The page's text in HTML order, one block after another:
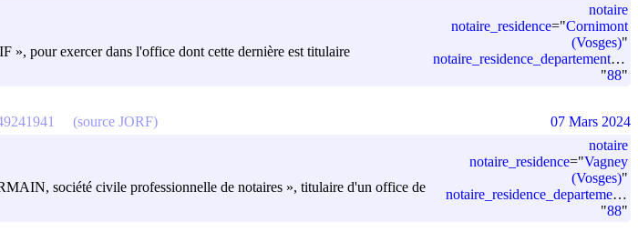
pour exercer dans l'office dont cette dernière est titulaire
notaire
notaire_residence="Cornimont
(Vosges)"
notaire_residence_departement_code
"88"
société civile professionnelle de notaires », titulaire d'un office de
notaire
notaire_residence="Vagney
(Vosges)"
notaire_residence_departement_code
"88"
(source JORF) 07 Mars 2024